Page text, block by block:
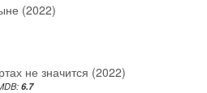
(2022)
не значится (2022)
6.7